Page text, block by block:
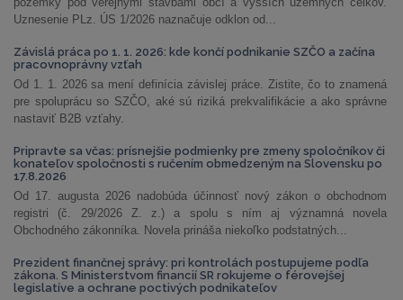
Uznesenie PLz. ÚS 1/2026 naznačuje odklon od...
Závislá práca po 1. 1. 2026: kde končí podnikanie SZČO a začína
pracovnoprávny vzťah
Od 1. 1. 2026 sa mení definícia závislej práce. Zistite, čo to znamená
pre spoluprácu so SZČO, aké sú riziká prekvalifikácie a ako správne
nastaviť B2B vzťahy.
Pripravte sa včas: prísnejšie podmienky pre zmeny spoločníkov či
konateľov spoločnosti s ručením obmedzeným na Slovensku po
17.8.2026
Od 17. augusta 2026 nadobúda účinnosť nový zákon o obchodnom
registri (č. 29/2026 Z. z.) a spolu s ním aj významná novela
Obchodného zákonníka. Novela prináša niekoľko podstatných...
Prezident finančnej správy: pri kontrolách postupujeme podľa
zákona. S Ministerstvom financií SR rokujeme o férovejšej
legislatíve a ochrane poctivých podnikateľov